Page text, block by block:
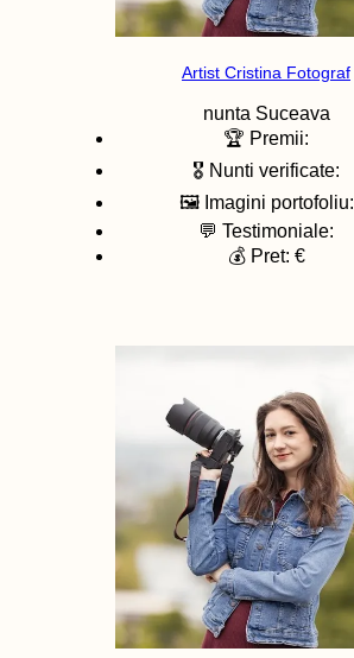
Artist Cristina Fotograf
nunta Suceava
🏆 Premii:
🎖️ Nunti verificate:
🖼️ Imagini portofoliu:
💬 Testimoniale:
💰 Pret: €